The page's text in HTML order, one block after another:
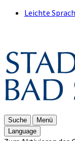
Leichte
Suche
Menü
Language